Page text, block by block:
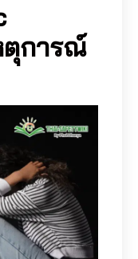
ตุการณ์